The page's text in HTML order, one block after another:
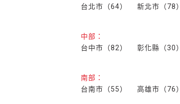
台北市（64） 新北市（78）
中部：
台中市（82） 彰化縣（30）
南部：
台南市（55） 高雄市（76）